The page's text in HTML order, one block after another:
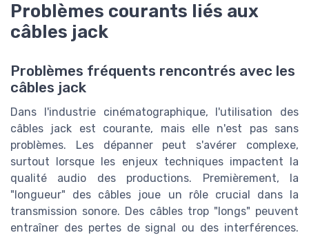
Problèmes courants liés aux
câbles jack
Problèmes fréquents rencontrés avec les
câbles jack
Dans l'industrie cinématographique, l'utilisation des
câbles jack est courante, mais elle n'est pas sans
problèmes. Les dépanner peut s'avérer complexe,
surtout lorsque les enjeux techniques impactent la
qualité audio des productions. Premièrement, la
"longueur" des câbles joue un rôle crucial dans la
transmission sonore. Des câbles trop "longs" peuvent
entraîner des pertes de signal ou des interférences.